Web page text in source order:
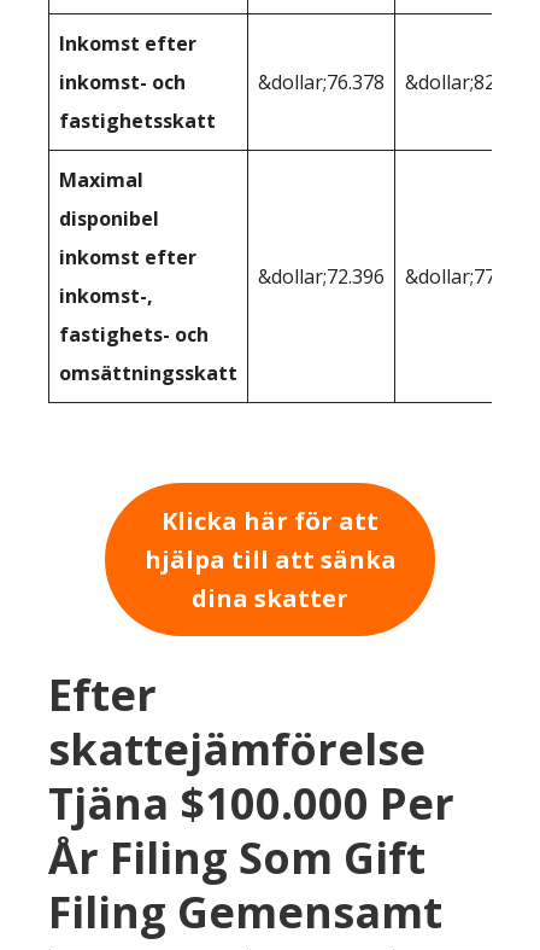
Inkomst efter
inkomst- och
fastighetsskatt
&dollar;76.378 &dollar;82.175
Maximal
disponibel
inkomst efter
inkomst-,
fastighets- och
omsättningsskatt
&dollar;72.396 &dollar;77.232
Klicka här för att
hjälpa till att sänka
dina skatter
Efter
skattejämförelse
Tjäna $100.000 Per
År Filing Som Gift
Filing Gemensamt